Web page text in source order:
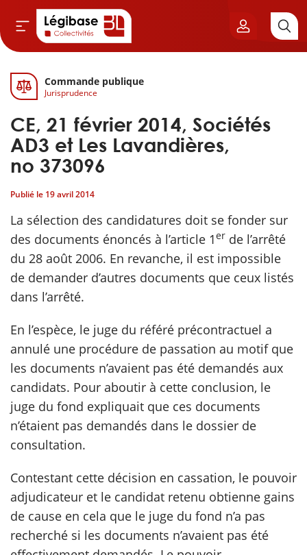
& Cimetières
& Élu local
& Finances locales
publique
Commande publique
Jurisprudence
CE, 21 février 2014, Sociétés
AD3 et Les Lavandières,
no 373096
Publié le 19 avril 2014
La sélection des candidatures doit se fonder sur
des documents énoncés à l’article 1er de l’arrêté
du 28 août 2006. En revanche, il est impossible
de demander d’autres documents que ceux listés
dans l’arrêté.
En l’espèce, le juge du référé précontractuel a
annulé une procédure de passation au motif que
les documents n’avaient pas été demandés aux
candidats. Pour aboutir à cette conclusion, le
juge du fond expliquait que ces documents
n’étaient pas demandés dans le dossier de
consultation.
Contestant cette décision en cassation, le pouvoir
adjudicateur et le candidat retenu obtienne gains
de cause en cela que le juge du fond n’a pas
recherché si les documents n’avaient pas été